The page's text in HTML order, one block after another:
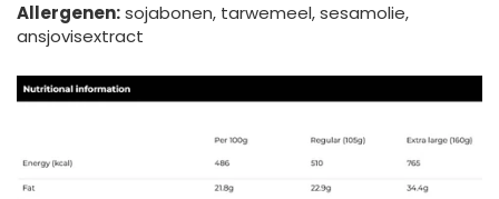
Allergenen:sojabonen, tarwemeel, sesamolie,
ansjovisextract